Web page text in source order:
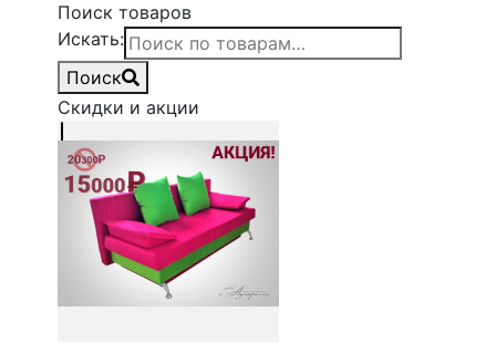
Поиск товаров
Искать:
Поиск
Скидки и акции